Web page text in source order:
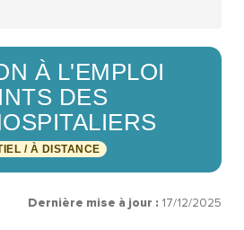
À L'EMPLOI
DES
/ À DISTANCE
Dernière mise à jour : 17/12/2025